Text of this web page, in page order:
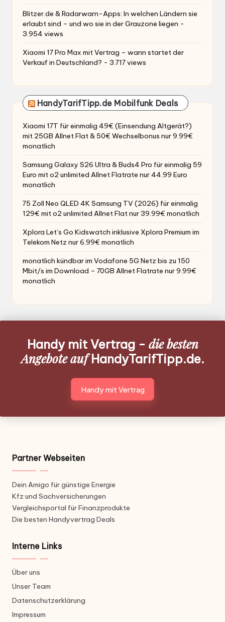
Blitzer.de & Radarwarn-Apps: In welchen Ländern sie
erlaubt sind – und wo sie in der Grauzone liegen -
3.954 views
Xiaomi 17 Pro Max mit Vertrag – wann startet der
Verkauf in Deutschland? - 3.717 views
HandyTarifTipp.de Mobilfunk Deals
Xiaomi 17T für einmalig 49€ (Einsendung Altgerät?)
mit 25GB Allnet Flat & 50€ Wechselbonus nur 9.99€
monatlich
Samsung Galaxy S26 Ultra & Buds4 Pro für einmalig 59
Euro mit o2 unlimited Allnet Flatrate nur 44.99 Euro
monatlich
75 Zoll Neo QLED 4K Samsung TV (2026) für einmalig
129€ mit o2 unlimited Allnet Flat nur 39.99€ monatlich
Xplora Let’s Go Kidswatch inklusive Xplora Premium im
Telekom Netz nur 6.99€ monatlich
monatlich kündbar im Vodafone 5G Netz bis zu 150
Mbit/s im Download – 70GB Allnet Flatrate nur 9.99€
monatlich
Handy mit Vertrag - die besten
Angebote aufHandyTarifTipp.de.
Handy mit Vertrag
Partner Webseiten
Dein Amigo für günstige Energie
Kfz und Sachversicherungen
Vergleichsportal für Finanzprodukte
Die besten Handyvertrag Deals
Interne Links
Über uns
Unser Team
Datenschutzerklärung
Impressum